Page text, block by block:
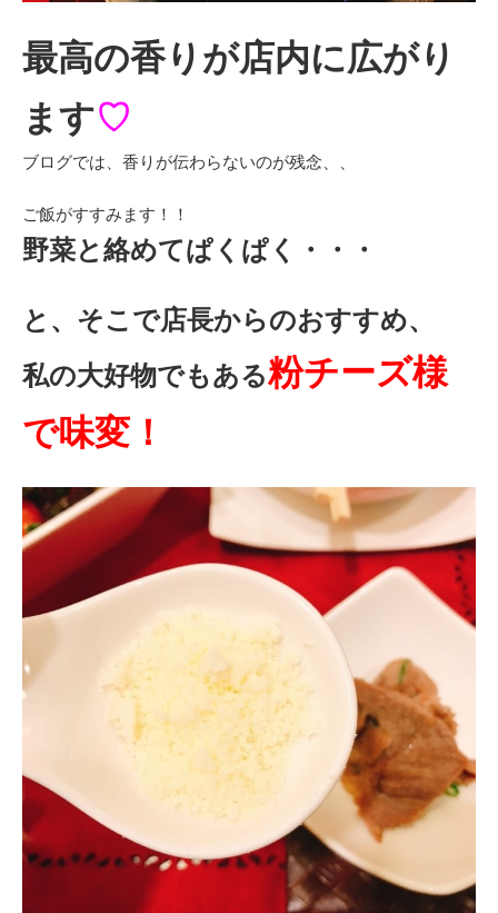
最高の香りが店内に広がり
ます♡
ブログでは、香りが伝わらないのが残念、、
ご飯がすすみます！！
野菜と絡めてぱくぱく・・・
と、そこで店長からのおすすめ、
私の大好物でもある粉チーズ様
で味変！